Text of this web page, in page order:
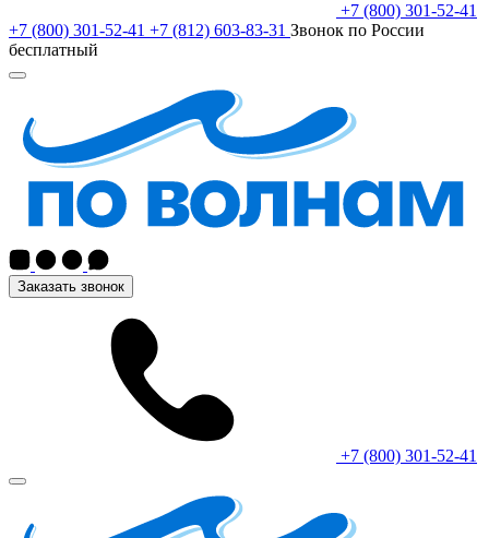
+7 (800) 301-52-41
+7 (800) 301-52-41 +7 (812) 603-83-31 Звонок по России
бесплатный
Заказать звонок
+7 (800) 301-52-41